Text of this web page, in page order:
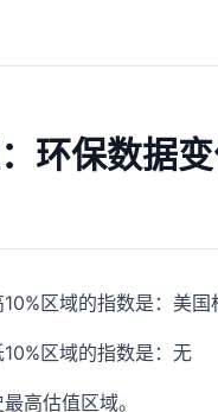
环保数据
区域的指数是：美
区域的指数是：无
高估值区域。